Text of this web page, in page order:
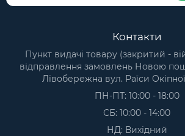
Контакти
Пункт видачі товару (закритий -
відправлення замовлень Новою
Лівобережна вул. Раїси
ПН-ПТ: 10:00 - 18:00
СБ: 10:00 - 14:00
НД: Вихідний